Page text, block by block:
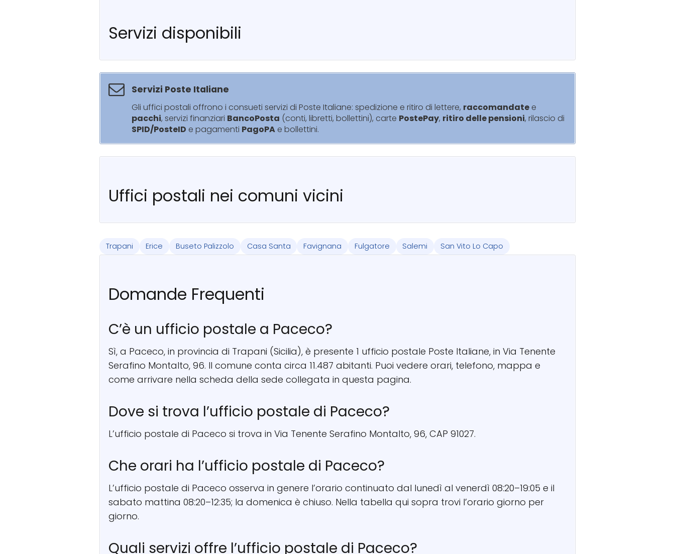
Servizi disponibili
Servizi Poste Italiane
Gli uffici postali offrono i consueti servizi di Poste Italiane: spedizione e ritiro di lettere, raccomandate e
pacchi, servizi finanziari BancoPosta (conti, libretti, bollettini), carte PostePay, ritiro delle pensioni, rilascio di
SPID/PosteID e pagamenti PagoPA e bollettini.
Uffici postali nei comuni vicini
Trapani Erice Buseto Palizzolo Casa Santa Favignana Fulgatore Salemi San Vito Lo Capo
Domande Frequenti
C’è un ufficio postale a Paceco?
Sì, a Paceco, in provincia di Trapani (Sicilia), è presente 1 ufficio postale Poste Italiane, in Via Tenente
Serafino Montalto, 96. Il comune conta circa 11.487 abitanti. Puoi vedere orari, telefono, mappa e
come arrivare nella scheda della sede collegata in questa pagina.
Dove si trova l’ufficio postale di Paceco?
L’ufficio postale di Paceco si trova in Via Tenente Serafino Montalto, 96, CAP 91027.
Che orari ha l’ufficio postale di Paceco?
L’ufficio postale di Paceco osserva in genere l’orario continuato dal lunedì al venerdì 08:20–19:05 e il
sabato mattina 08:20–12:35; la domenica è chiuso. Nella tabella qui sopra trovi l’orario giorno per
giorno.
Quali servizi offre l’ufficio postale di Paceco?